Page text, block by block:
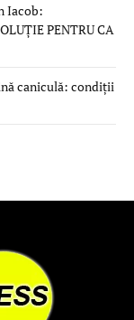
Iacob:
PENTRU CA
caniculă: condiții